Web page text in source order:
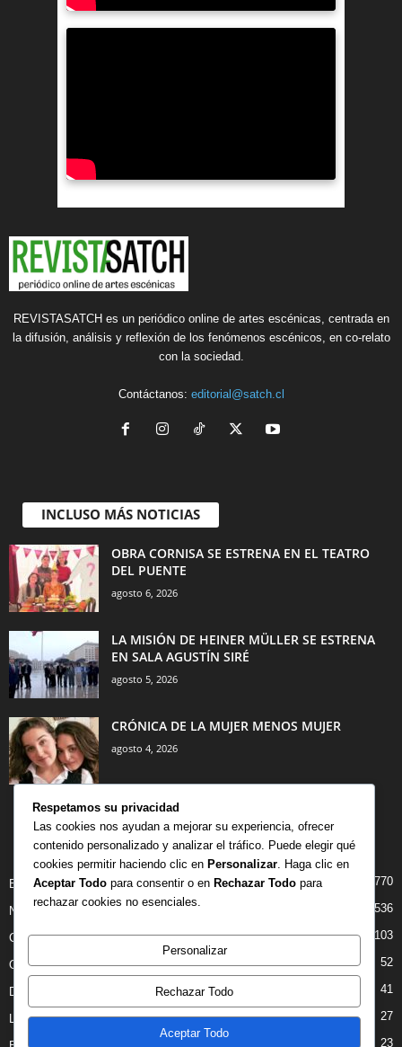
REVISTASATCH es un periódico online de artes escénicas, centrada en
la difusión, análisis y reflexión de los fenómenos escénicos, en co-relato
con la sociedad.
Contáctanos: editorial@satch.cl
INCLUSO MÁS NOTICIAS
OBRA CORNISA SE ESTRENA EN EL TEATRO
DEL PUENTE
agosto 6, 2026
LA MISIÓN DE HEINER MÜLLER SE ESTRENA
EN SALA AGUSTÍN SIRÉ
agosto 5, 2026
CRÓNICA DE LA MUJER MENOS MUJER
agosto 4, 2026
CATEGORÍA POPULAR
BIBLIOTECA 770
NOTICIAS 536
CRITICAS 103
OPINION 52
DANZA 41
LIBROS 27
23
Respetamos su privacidad
Las cookies nos ayudan a mejorar su experiencia, ofrecer
contenido personalizado y analizar el tráfico. Puede elegir qué
cookies permitir haciendo clic en Personalizar . Haga clic en
Aceptar Todo para consentir o en Rechazar Todo para
rechazar cookies no esenciales.
Personalizar
Rechazar Todo
Aceptar Todo